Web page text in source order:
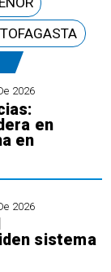
2026
en
en
2026
sistema